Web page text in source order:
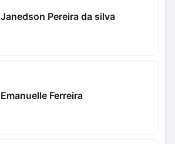
Janedson Pereira da silva
Emanuelle Ferreira